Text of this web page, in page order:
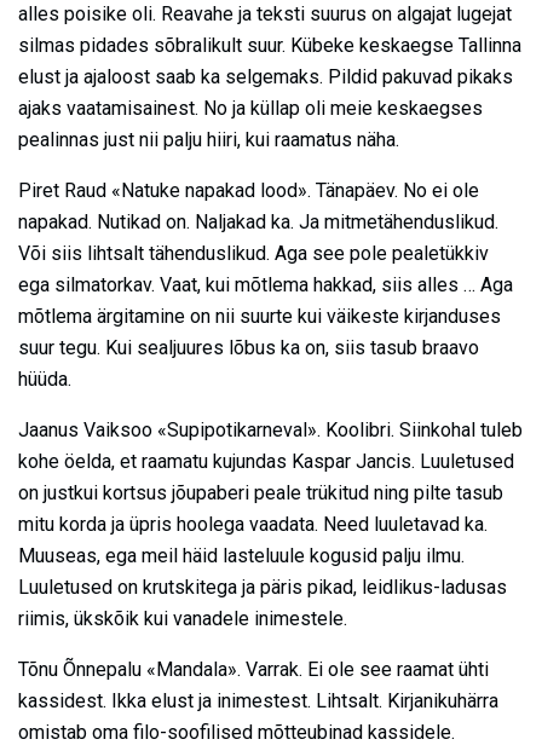
alles poisike oli. Reavahe ja teksti suurus on algajat lugejat
silmas pidades sõbralikult suur. Kübeke keskaegse Tallinna
elust ja ajaloost saab ka selgemaks. Pildid pakuvad pikaks
ajaks vaatamisainest. No ja küllap oli meie keskaegses
pealinnas just nii palju hiiri, kui raamatus näha.
Piret Raud «Natuke napakad lood». Tänapäev. No ei ole
napakad. Nutikad on. Naljakad ka. Ja mitmetähenduslikud.
Või siis lihtsalt tähenduslikud. Aga see pole pealetükkiv
ega silmatorkav. Vaat, kui mõtlema hakkad, siis alles … Aga
mõtlema ärgitamine on nii suurte kui väikeste kirjanduses
suur tegu. Kui sealjuures lõbus ka on, siis tasub braavo
hüüda.
Jaanus Vaiksoo «Supipotikarneval». Koolibri. Siinkohal tuleb
kohe öelda, et raamatu kujundas Kaspar Jancis. Luuletused
on justkui kortsus jõupaberi peale trükitud ning pilte tasub
mitu korda ja üpris hoolega vaadata. Need luuletavad ka.
Muuseas, ega meil häid lasteluule kogusid palju ilmu.
Luuletused on krutskitega ja päris pikad, leidlikus-ladusas
riimis, ükskõik kui vanadele inimestele.
Tõnu Õnnepalu «Mandala». Varrak. Ei ole see raamat ühti
kassidest. Ikka elust ja inimestest. Lihtsalt. Kirjanikuhärra
omistab oma filo-soofilised mõtteubinad kassidele.